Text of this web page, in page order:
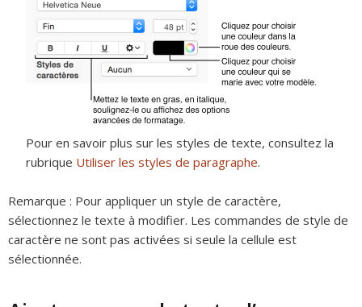
Pour en savoir plus sur les styles de texte, consultez la
rubrique Utiliser les styles de paragraphe.
Remarque : Pour appliquer un style de caractère,
sélectionnez le texte à modifier. Les commandes de style de
caractère ne sont pas activées si seule la cellule est
sélectionnée.